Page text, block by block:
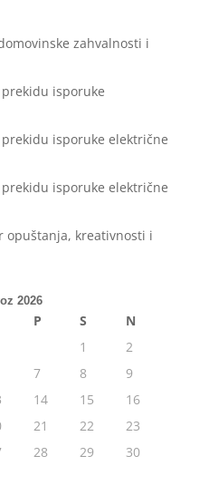
zahvalnosti i
isporuke
isporuke električne
isporuke električne
opuštanja, kreativnosti i
2026
P S
N
1
2
7 8
9
14 15
16
21 22
23
28 29
30